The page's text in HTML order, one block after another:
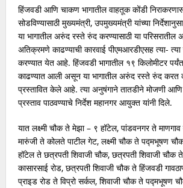
हिंजवडी आणि चाकण भागातील वाहतूक कोंडी
सोडव‍िण्यासाठी मुख्यमंत्री, उपमुख्यमंत्री यांच्या
या भागातील अरुंद रस्ते रुंद करण्यासाठी या
अतिक्रमणे काढण्याची कारवाई पीएमआरडीएसह त्या-
करण्यात येत आहे. हिंजवडी भागातील १९ किलोमीटर
काढण्यात आली असून या भागातील अरुंद रस्ते रुंद करत
प्रस्तावित केले आहे. त्या अनुषंगाने तातडीने मोजणी
प्रस्ताव पाठवण्याचे निर्देश महानगर आयुक्त यांनी दिले.
यात लक्ष्मी चौक ते मेझा – ९ हॉटेल, पांडवनगर ते
मारुंजी ते कोलते पाटील गेट, लक्ष्मी चौक ते पद्मभूषण
हॉटेल ते छत्रपती शिवाजी चौक, छत्रपती शिवाजी चौक ते
कासारसाई रोड, छत्रपती शिवाजी चौक ते हिंजवडी
प्राइड रोड ते विप्रो सर्कल, शिवाजी चौक ते पद्मभूषण